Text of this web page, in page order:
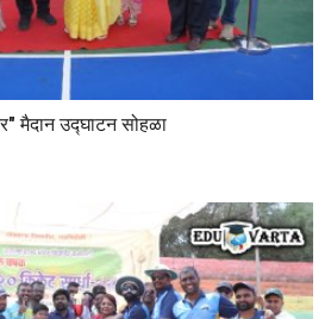
मैदान उद्घाटन सोहळा